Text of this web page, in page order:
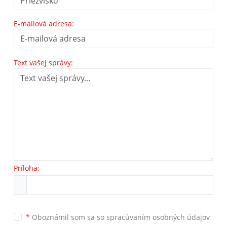
E-mailová adresa:
Text vašej správy:
Príloha:
* Oboznámil som sa so spracúvaním osobných údajov